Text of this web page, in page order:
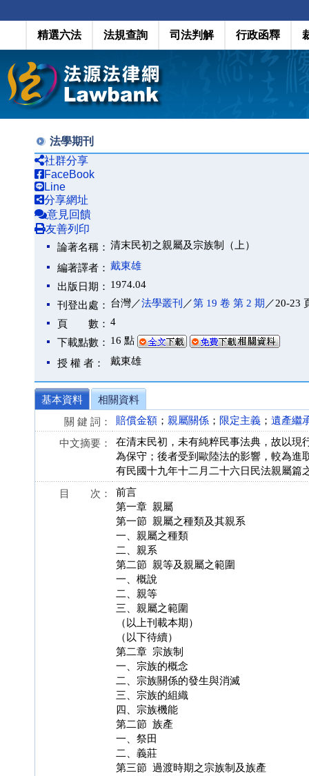
精選六法 法規查詢 司法判解 行政函釋
法學期刊
社群分享
FaceBook
Line
分享網址
意見回饋
友善列印
論著名稱： 清末民初之親屬及宗族制（上）
編著譯者： 戴東雄
出版日期： 1974.04
刊登出處： 台灣／法學叢刊 ／第 19 卷 第 2 期 ／20-23
頁 數： 4
下載點數： 16 點
授 權 者： 戴東雄
基本資料
相關資料
關 鍵 詞：
賠償金額 ； 親屬關係 ； 限定主義 ； 遺產繼
中文摘要：
在清末民初，未有純粹民事法典，故以現
為保守；後者受到歐陸法的影響，較為進
有民國十九年十二月二十六日民法親屬篇
目 次：
前言
第一章 親屬
第一節 親屬之種類及其親系
一、親屬之種類
二、親系
第二節 親等及親屬之範圍
一、概說
二、親等
三、親屬之範圍
（以上刊載本期）
（以下待續）
第二章 宗族制
一、宗族的概念
二、宗族關係的發生與消滅
三、宗族的組織
四、宗族機能
第二節 族產
一、祭田
二、義莊
第三節 過渡時期之宗族制及族產